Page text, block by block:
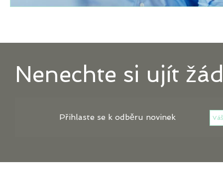
Nenechte si ujít
Přihlaste se k odběru novinek